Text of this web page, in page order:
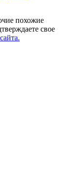
похожие
свое